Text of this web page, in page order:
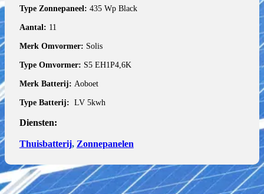
Type Zonnepaneel: 435 Wp Black
Aantal: 11
Merk Omvormer: Solis
Type Omvormer: S5 EH1P4,6K
Merk Batterij: Aoboet
Type Batterij: LV 5kwh
Diensten:
Thuisbatterij, Zonnepanelen